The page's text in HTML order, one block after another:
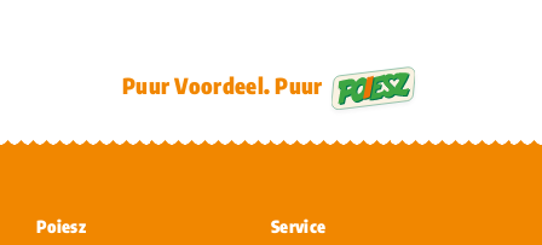
Puur Voordeel. Puur
Poiesz
Service